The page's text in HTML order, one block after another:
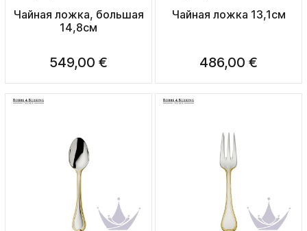
Чайная ложка, большая
14,8см
549,00 €
Чайная ложка 13,1см
486,00 €